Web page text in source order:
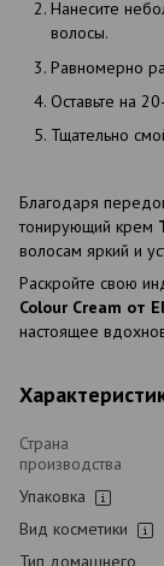
Нанесите
волосы.
Равномерно
Оставьте на
Тщательно
Благодаря
тонирующий крем
волосам яркий и
Раскройте свою
Colour Cream от
настоящее
Страна
производства
Упаковка
Вид косметики
Тип домашнего